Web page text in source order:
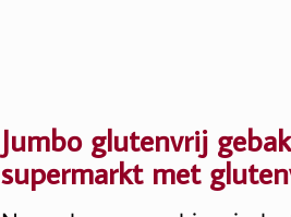
Jumbo glutenvrij
supermarkt met